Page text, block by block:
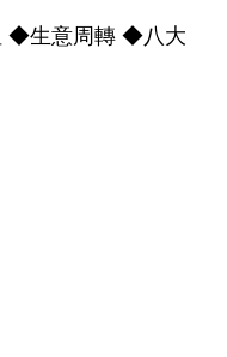
◆生意周轉 ◆八大